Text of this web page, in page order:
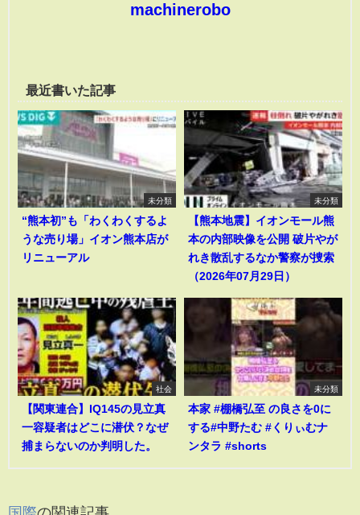
machinerobo
最近書いた記事
未分類
“熊本初”も「わくわくするよ
うな売り場」イオン熊本店が
リニューアル
未分類
【熊本地震】イオンモール熊
本の内部映像を公開 破片やが
れき散乱するなか警察が捜索
（2026年07月29日）
社会
【関東連合】IQ145の見立真
一容疑者はどこに潜伏？なぜ
捕まらないのか判明した。
未分類
本家 #棚橋弘至 の良さを0に
する#中野たむ #くりぃむナ
ンタラ #shorts